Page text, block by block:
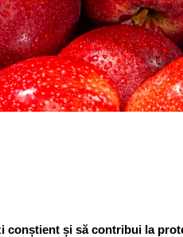
și să contribui la